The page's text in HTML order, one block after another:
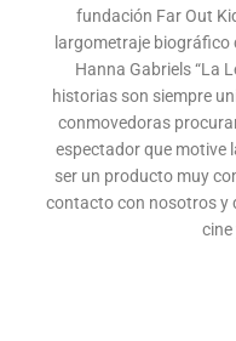
fundación Far Out
largometraje biográfico
Hanna Gabriels “La
historias son siempre
conmovedoras
espectador que motive
ser un producto muy
contacto con nosotros y
cine